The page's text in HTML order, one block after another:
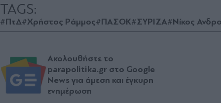
TAGS:
#ΠτΔ#Χρήστος Ράμμος#ΠΑΣΟΚ#ΣΥΡΙΖΑ#Νίκος
Ακολουθήστε το
parapolitika.gr στο Google
News για άμεση και έγκυρη
ενημέρωση